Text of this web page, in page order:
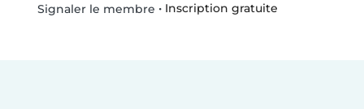
Signaler le membre • Inscription gratuite